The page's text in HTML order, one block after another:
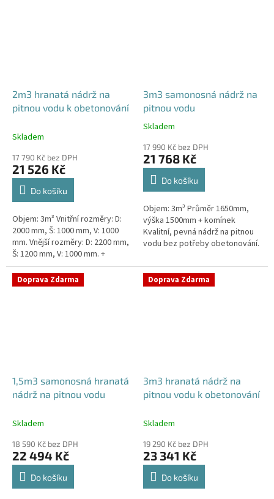
2m3 hranatá nádrž na
pitnou vodu k obetonování
Skladem
17 790 Kč bez DPH
21 526 Kč
Do košíku
Objem: 3m³ Vnitřní rozměry: D:
2000 mm, Š: 1000 mm, V: 1000
mm. Vnější rozměry: D: 2200 mm,
Š: 1200 mm, V: 1000 mm. +
komínek. Kvalitní nádrž na pitnou
vodu pod parkovací...
3m3 samonosná nádrž na
pitnou vodu
Průměrné
produktu
je
5,0
hvězdiček.
Skladem
17 990 Kč bez DPH
21 768 Kč
Do košíku
Objem: 3m³ Průměr 1650mm,
výška 1500mm + komínek
Kvalitní, pevná nádrž na pitnou
vodu bez potřeby obetonování.
prostupů pro potrubí a hadice
specifikujte...
Doprava Zdarma
1,5m3 samonosná hranatá
nádrž na pitnou vodu
Skladem
18 590 Kč bez DPH
22 494 Kč
Do košíku
Doprava Zdarma
3m3 hranatá nádrž na
pitnou vodu k obetonování
Skladem
19 290 Kč bez DPH
23 341 Kč
Do košíku